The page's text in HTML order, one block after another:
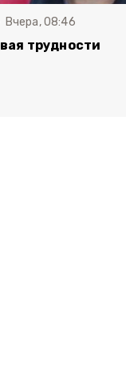
Вчера, 08:46
трудности